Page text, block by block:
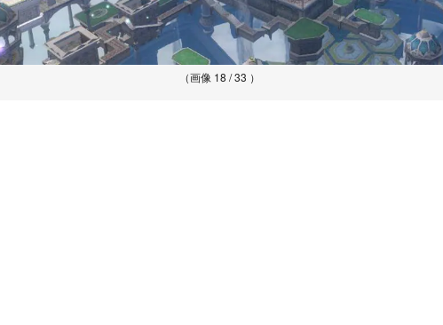
（画像 18 / 33 ）